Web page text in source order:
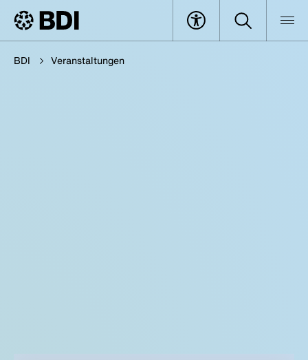
BDI Veranstaltungen